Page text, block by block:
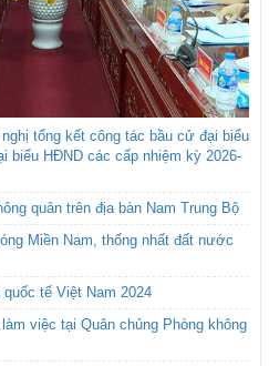
tổng kết công tác bầu cử đại biểu
biểu HĐND các cấp nhiệm kỳ 2026-
quân trên địa bàn Nam Trung Bộ
Miền Nam, thống nhất đất nước
tế Việt Nam 2024
việc tại Quân chủng Phòng không